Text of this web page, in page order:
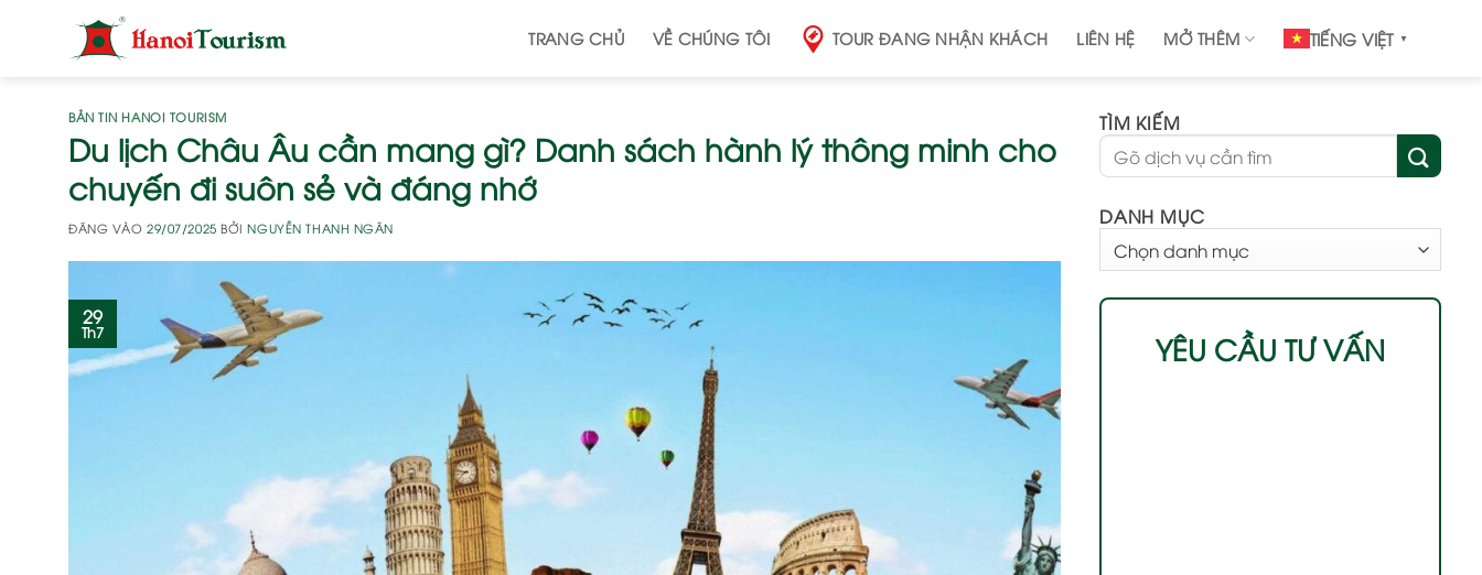
TRANG CHỦ VỀ CHÚNG TÔI TOUR ĐANG NHẬN KHÁCH LIÊN HỆ MỞ THÊM TIẾNG VIỆT ▼
BẢN TIN HANOI TOURISM
Du lịch Châu Âu cần mang gì? Danh sách hành lý thông minh cho
chuyến đi suôn sẻ và đáng nhớ
ĐĂNG VÀO29/07/2025 BỞINGUYỄN THANH NGÂN
29
Th7
TÌM KIẾM
DANH MỤC
MỤC
YÊU CẦU TƯ VẤN